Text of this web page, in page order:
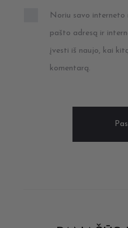
Noriu savo interneto
pašto adresą ir
įvesti iš naujo, kai
komentarą.